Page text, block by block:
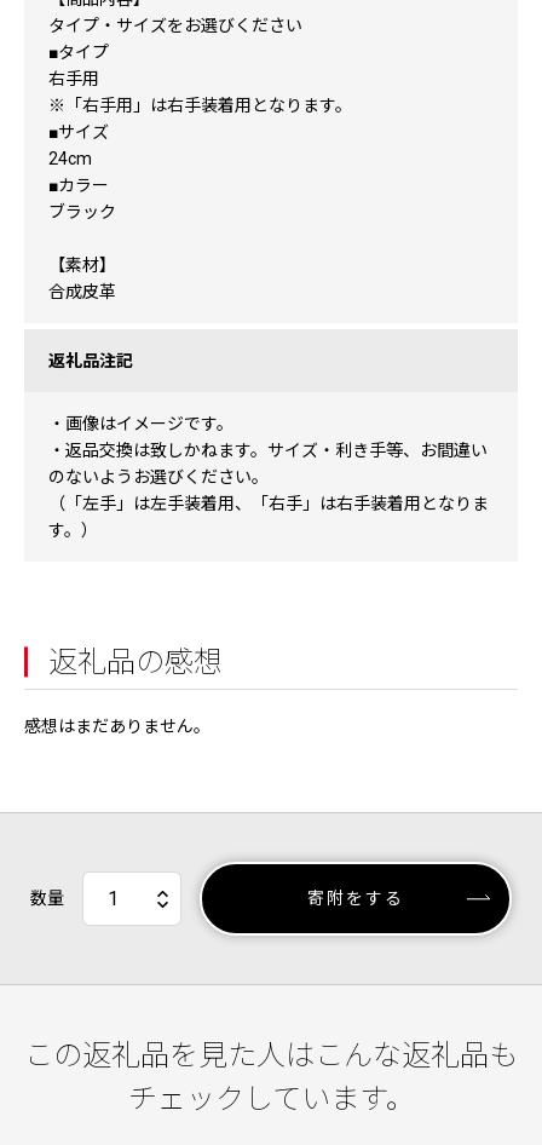
タイプ・サイズをお選びください
■タイプ
右手用
※「右手用」は右手装着用となります。
■サイズ
24cm
■カラー
ブラック
【素材】
合成皮革
返礼品注記
・画像はイメージです。
・返品交換は致しかねます。サイズ・利き手等、お間違い
のないようお選びください。
（「左手」は左手装着用、「右手」は右手装着用となりま
す。）
返礼品の感想
感想はまだありません。
数量 寄附をする
この返礼品を見た人はこんな返礼品も
チェックしています。